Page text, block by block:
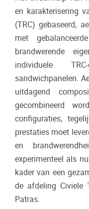
en karakterisering
(TRC) gebaseerd,
met
brandwerende
individuele
sandwichpanelen.
uitdagend
gecombineerd
configuraties,
prestaties moet
en
experimenteel als
kader van een
de afdeling Civiele
Patras.